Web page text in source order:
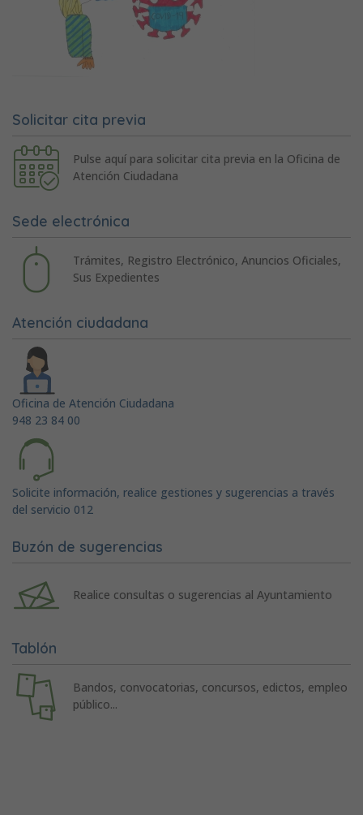
Solicitar cita previa
Pulse aquí para solicitar cita previa en la Oficina de
Atención Ciudadana
Sede electrónica
Trámites, Registro Electrónico, Anuncios Oficiales,
Sus Expedientes
Atención ciudadana
Oficina de Atención Ciudadana
948 23 84 00
Solicite información, realice gestiones y sugerencias a través
del servicio 012
Buzón de sugerencias
Realice consultas o sugerencias al Ayuntamiento
Tablón
Bandos, convocatorias, concursos, edictos, empleo
público...